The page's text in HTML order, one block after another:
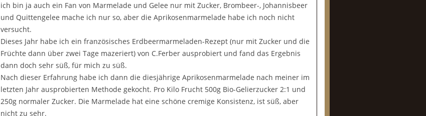
ich bin ja auch ein Fan von Marmelade und Gelee nur mit Zucker, Brombeer-, Johannisbeer
und Quittengelee mache ich nur so, aber die Aprikosenmarmelade habe ich noch nicht
versucht.
Dieses Jahr habe ich ein französisches Erdbeermarmeladen-Rezept (nur mit Zucker und die
Früchte dann über zwei Tage mazeriert) von C.Ferber ausprobiert und fand das Ergebnis
dann doch sehr süß, für mich zu süß.
Nach dieser Erfahrung habe ich dann die diesjährige Aprikosenmarmelade nach meiner im
letzten Jahr ausprobierten Methode gekocht. Pro Kilo Frucht 500g Bio-Gelierzucker 2:1 und
250g normaler Zucker. Die Marmelade hat eine schöne cremige Konsistenz, ist süß, aber
nicht zu sehr.